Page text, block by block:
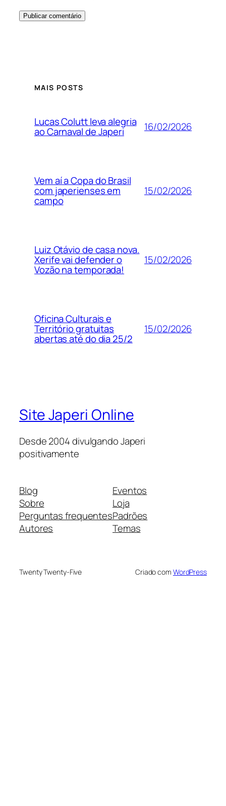
MAIS POSTS
Lucas Colutt leva alegria
ao Carnaval de Japeri 16/02/2026
Vem aí a Copa do Brasil
com japerienses em
campo
15/02/2026
Luiz Otávio de casa nova.
Xerife vai defender o
Vozão na temporada!
15/02/2026
Oficina Culturais e
Território gratuitas
abertas até do dia 25/2
15/02/2026
Site Japeri Online
Desde 2004 divulgando Japeri
positivamente
Blog
Sobre
Perguntas frequentes
Autores
Eventos
Loja
Padrões
Temas
Twenty Twenty-Five Criado com WordPress